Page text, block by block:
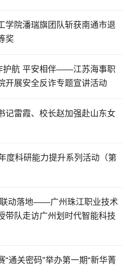
学院潘瑞旗团队斩获南通市退
奖
护航 平安相伴——江苏海事职
开展安全反诈专题宣讲活动
记雷霞、校长赵加强赴山东女
度科研能力提升系列活动（第
动落地——广州珠江职业技术
带队走访广州划时代智能科技
通关密码”举办第一期“新华菁